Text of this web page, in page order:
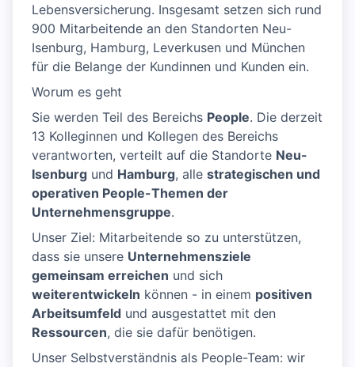
Lebensversicherung. Insgesamt setzen sich rund
900 Mitarbeitende an den Standorten Neu-
Isenburg, Hamburg, Leverkusen und München
für die Belange der Kundinnen und Kunden ein.
Worum es geht
Sie werden Teil des Bereichs People. Die derzeit
13 Kolleginnen und Kollegen des Bereichs
verantworten, verteilt auf die Standorte Neu-
Isenburg und Hamburg, alle strategischen und
operativen People-Themen der
Unternehmensgruppe.
Unser Ziel: Mitarbeitende so zu unterstützen,
dass sie unsere Unternehmensziele
gemeinsam erreichen und sich
weiterentwickeln können - in einem positiven
Arbeitsumfeld und ausgestattet mit den
Ressourcen, die sie dafür benötigen.
Unser Selbstverständnis als People-Team: wir